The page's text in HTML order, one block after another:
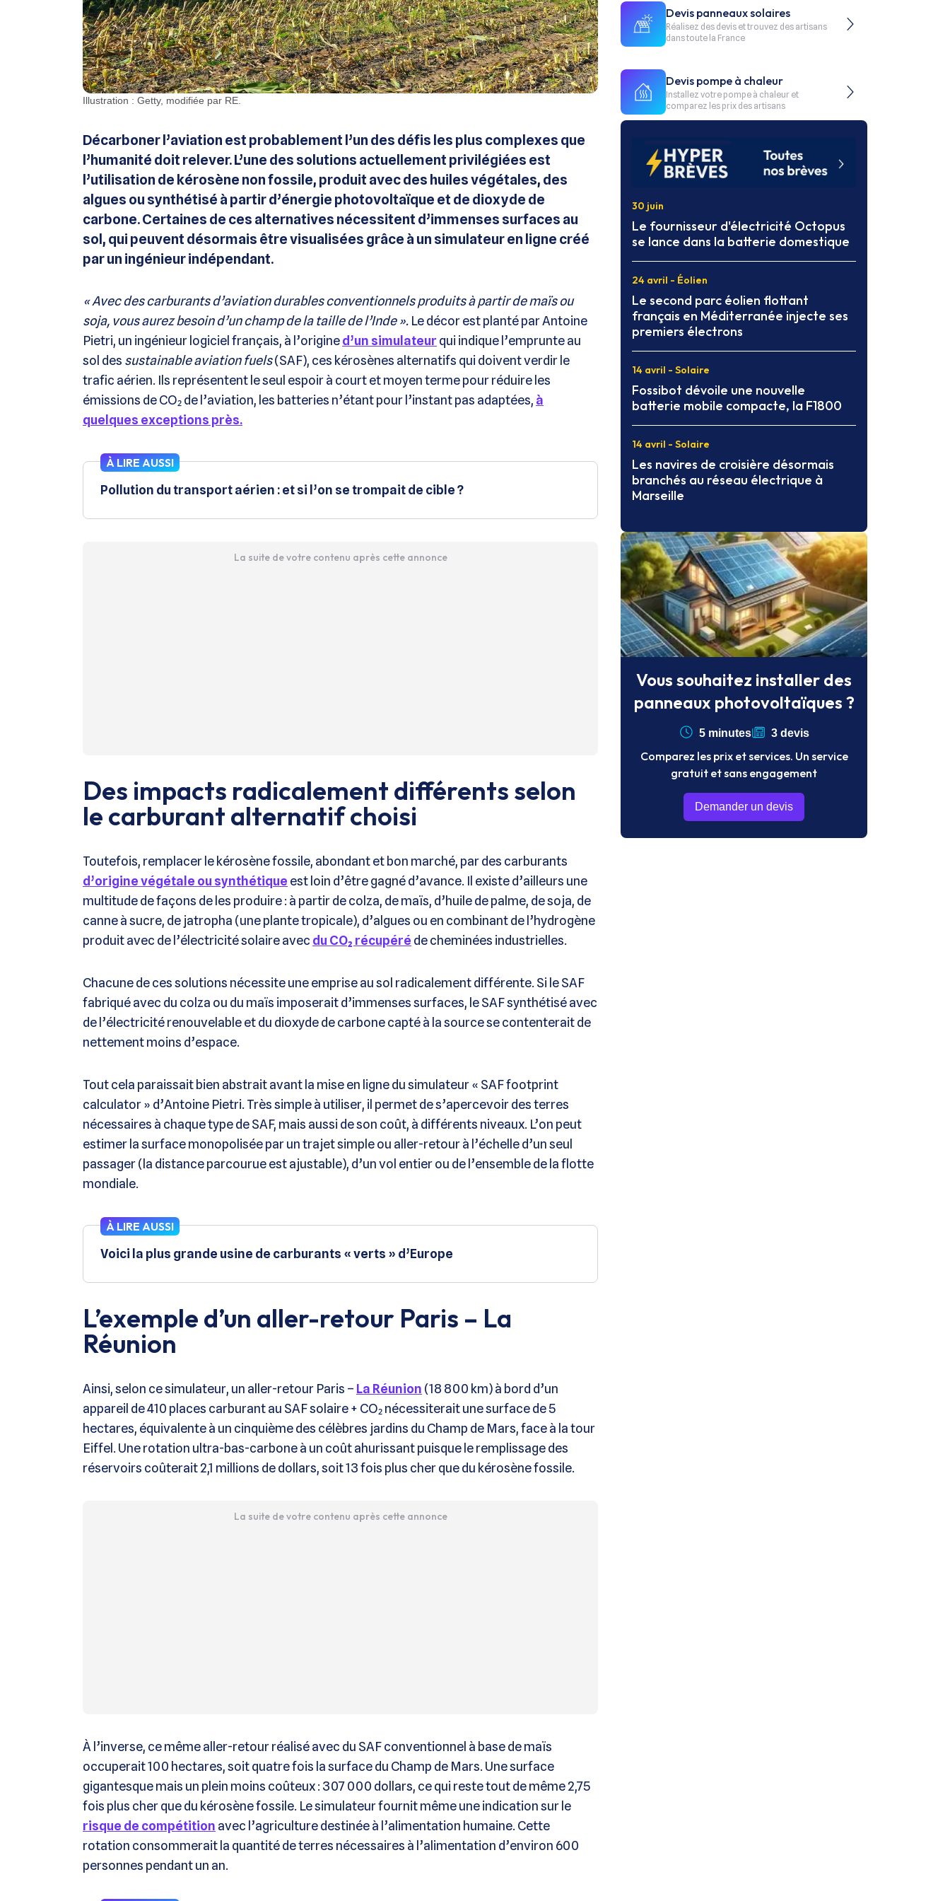
Illustration : Getty, modifiée par RE.
Décarboner l’aviation est probablement l’un des défis les plus complexes que
l’humanité doit relever. L’une des solutions actuellement privilégiées est
l’utilisation de kérosène non fossile, produit avec des huiles végétales, des
algues ou synthétisé à partir d’énergie photovoltaïque et de dioxyde de
carbone. Certaines de ces alternatives nécessitent d’immenses surfaces au
sol, qui peuvent désormais être visualisées grâce à un simulateur en ligne créé
par un ingénieur indépendant.
« Avec des carburants d’aviation durables conventionnels produits à partir de maïs ou
soja, vous aurez besoin d’un champ de la taille de l’Inde ». Le décor est planté par Antoine
Pietri, un ingénieur logiciel français, à l’origined’un simulateur qui indique l’emprunte au
sol des sustainable aviation fuels(SAF), ces kérosènes alternatifs qui doivent verdir le
trafic aérien. Ils représentent le seul espoir à court et moyen terme pour réduire les
émissions de CO₂ de l’aviation, les batteries n’étant pour l’instant pas adaptées, à
quelques exceptions près.
À LIRE AUSSI
Pollution du transport aérien : et si l’on se trompait de cible ?
La suite de votre contenu après cette annonce
Des impacts radicalement différents selon
le carburant alternatif choisi
Toutefois, remplacer le kérosène fossile, abondant et bon marché, par des carburants
d’origine végétale ou synthétique est loin d’être gagné d’avance. Il existe d’ailleurs une
multitude de façons de les produire : à partir de colza, de maïs, d’huile de palme, de soja, de
canne à sucre, de jatropha (une plante tropicale), d’algues ou en combinant de l’hydrogène
produit avec de l’électricité solaire avec du CO₂ récupéré de cheminées industrielles.
Chacune de ces solutions nécessite une emprise au sol radicalement différente. Si le SAF
fabriqué avec du colza ou du maïs imposerait d’immenses surfaces, le SAF synthétisé avec
de l’électricité renouvelable et du dioxyde de carbone capté à la source se contenterait de
nettement moins d’espace.
Tout cela paraissait bien abstrait avant la mise en ligne du simulateur « SAF footprint
calculator » d’Antoine Pietri. Très simple à utiliser, il permet de s’apercevoir des terres
nécessaires à chaque type de SAF, mais aussi de son coût, à différents niveaux. L’on peut
estimer la surface monopolisée par un trajet simple ou aller-retour à l’échelle d’un seul
passager (la distance parcourue est ajustable), d’un vol entier ou de l’ensemble de la flotte
mondiale.
À LIRE AUSSI
Voici la plus grande usine de carburants « verts » d’Europe
L’exemple d’un aller-retour Paris – La
Réunion
Ainsi, selon ce simulateur, un aller-retour Paris – La Réunion (18 800 km) à bord d’un
appareil de 410 places carburant au SAF solaire + CO₂ nécessiterait une surface de 5
hectares, équivalente à un cinquième des célèbres jardins du Champ de Mars, face à la tour
Eiffel. Une rotation ultra-bas-carbone à un coût ahurissant puisque le remplissage des
réservoirs coûterait 2,1 millions de dollars, soit 13 fois plus cher que du kérosène fossile.
La suite de votre contenu après cette annonce
À l’inverse, ce même aller-retour réalisé avec du SAF conventionnel à base de maïs
occuperait 100 hectares, soit quatre fois la surface du Champ de Mars. Une surface
gigantesque mais un plein moins coûteux : 307 000 dollars, ce qui reste tout de même 2,75
fois plus cher que du kérosène fossile. Le simulateur fournit même une indication sur le
risque de compétition avec l’agriculture destinée à l’alimentation humaine. Cette
rotation consommerait la quantité de terres nécessaires à l’alimentation d’environ 600
personnes pendant un an.
Devis panneaux solaires
Réalisez des devis et trouvez des artisans
dans toute la France
Devis pompe à chaleur
Installez votre pompe à chaleur et
comparez les prix des artisans
30 juin
Le fournisseur d'électricité Octopus
se lance dans la batterie domestique
24 avril - Éolien
Le second parc éolien flottant
français en Méditerranée injecte ses
premiers électrons
14 avril - Solaire
Fossibot dévoile une nouvelle
batterie mobile compacte, la F1800
14 avril - Solaire
Les navires de croisière désormais
branchés au réseau électrique à
Marseille
Vous souhaitez installer des
panneaux photovoltaïques ?
5 minutes 3 devis
Comparez les prix et services. Un service
gratuit et sans engagement
Demander un devis